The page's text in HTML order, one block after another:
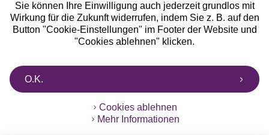
Sie können Ihre Einwilligung auch jederzeit grundlos mit
Wirkung für die Zukunft widerrufen, indem Sie z. B. auf den
Button "Cookie-Einstellungen" im Footer der Website und
"Cookies ablehnen" klicken.
O.K.
Cookies ablehnen
Mehr Informationen